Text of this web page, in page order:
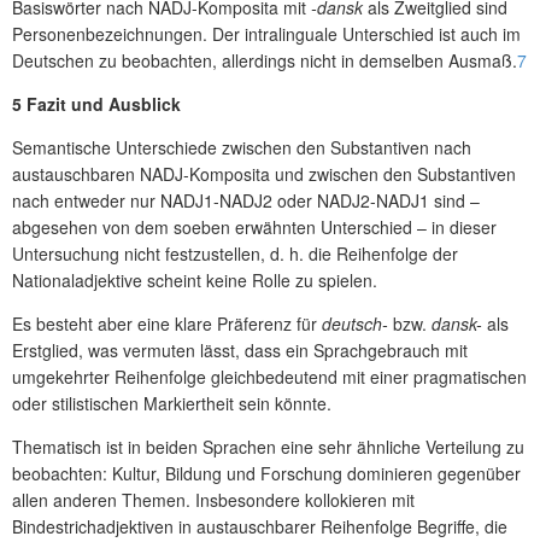
Basiswörter nach NADJ-Komposita mit -dansk als Zweitglied sind
Personenbezeichnungen. Der intralinguale Unterschied ist auch im
Deutschen zu beobachten, allerdings nicht in demselben Ausmaß.7
5 Fazit und Ausblick
Semantische Unterschiede zwischen den Substantiven nach
austauschbaren NADJ-Komposita und zwischen den Substantiven
nach entweder nur NADJ1-NADJ2 oder NADJ2-NADJ1 sind –
abgesehen von dem soeben erwähnten Unterschied – in dieser
Untersuchung nicht festzustellen, d. h. die Reihenfolge der
Nationaladjektive scheint keine Rolle zu spielen.
Es besteht aber eine klare Präferenz für deutsch- bzw. dansk- als
Erstglied, was vermuten lässt, dass ein Sprachgebrauch mit
umgekehrter Reihenfolge gleichbedeutend mit einer pragmatischen
oder stilistischen Markiertheit sein könnte.
Thematisch ist in beiden Sprachen eine sehr ähnliche Verteilung zu
beobachten: Kultur, Bildung und Forschung dominieren gegenüber
allen anderen Themen. Insbesondere kollokieren mit
Bindestrichadjektiven in austauschbarer Reihenfolge Begriffe, die